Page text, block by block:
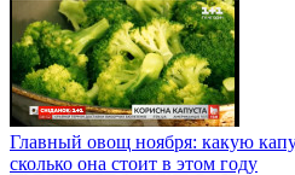
Главный овощ ноября: какую
сколько она стоит в этом году